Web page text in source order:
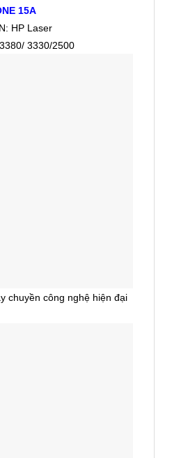
15A
HP Laser
3330/2500
chuyền công nghệ hiện đại